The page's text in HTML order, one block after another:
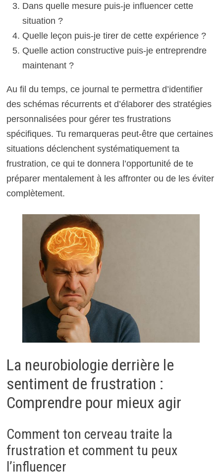
Dans quelle mesure puis-je influencer cette
situation ?
Quelle leçon puis-je tirer de cette expérience ?
Quelle action constructive puis-je entreprendre
maintenant ?
Au fil du temps, ce journal te permettra d’identifier
des schémas récurrents et d’élaborer des stratégies
personnalisées pour gérer tes frustrations
spécifiques. Tu remarqueras peut-être que certaines
situations déclenchent systématiquement ta
frustration, ce qui te donnera l’opportunité de te
préparer mentalement à les affronter ou de les éviter
complètement.
La neurobiologie derrière le
sentiment de frustration :
Comprendre pour mieux agir
Comment ton cerveau traite la
frustration et comment tu peux
l’influencer